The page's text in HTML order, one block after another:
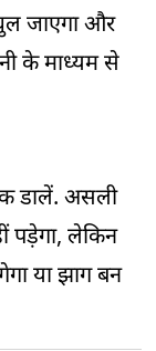
जाएगा और
के माध्यम से
डालें. असली
पड़ेगा, लेकिन
या झाग बन